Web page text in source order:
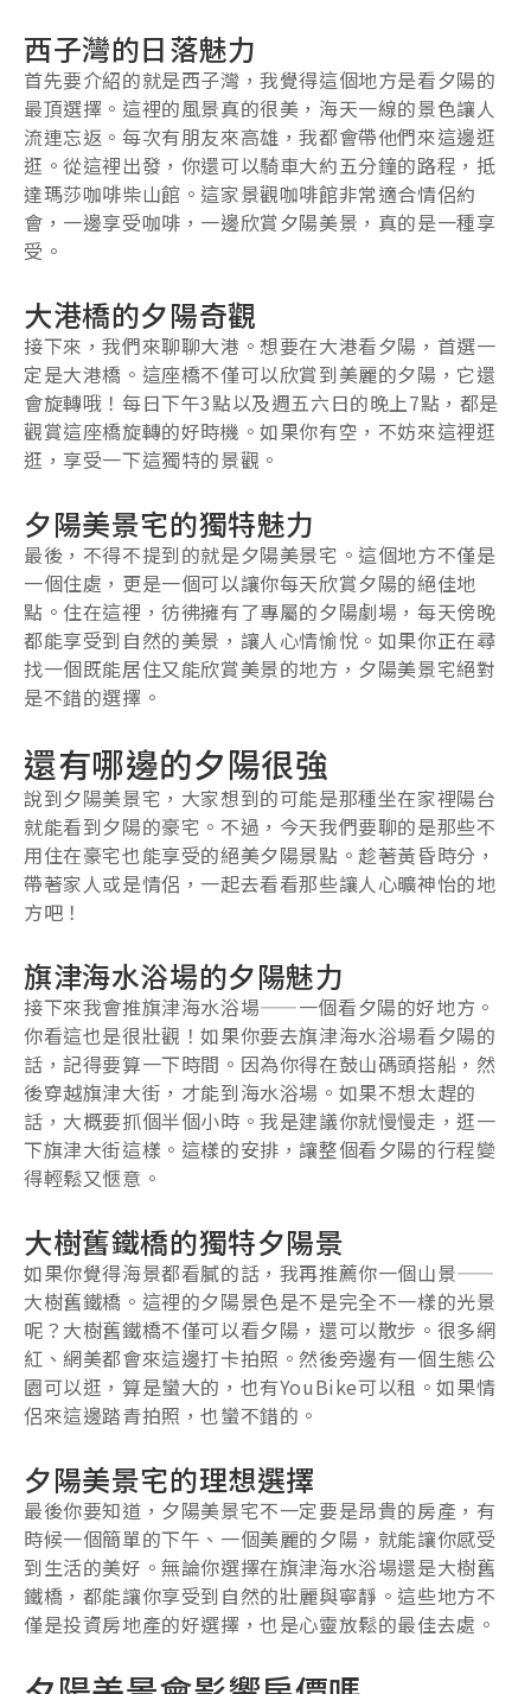
西子灣的日落魅力
首先要介紹的就是西子灣，我覺得這個地方是看夕陽的
最頂選擇。這裡的風景真的很美，海天一線的景色讓人
流連忘返。每次有朋友來高雄，我都會帶他們來這邊逛
逛。從這裡出發，你還可以騎車大約五分鐘的路程，抵
達瑪莎咖啡柴山館。這家景觀咖啡館非常適合情侶約
會，一邊享受咖啡，一邊欣賞夕陽美景，真的是一種享
受。
大港橋的夕陽奇觀
接下來，我們來聊聊大港。想要在大港看夕陽，首選一
定是大港橋。這座橋不僅可以欣賞到美麗的夕陽，它還
會旋轉哦！每日下午3點以及週五六日的晚上7點，都是
觀賞這座橋旋轉的好時機。如果你有空，不妨來這裡逛
逛，享受一下這獨特的景觀。
夕陽美景宅的獨特魅力
最後，不得不提到的就是夕陽美景宅。這個地方不僅是
一個住處，更是一個可以讓你每天欣賞夕陽的絕佳地
點。住在這裡，彷彿擁有了專屬的夕陽劇場，每天傍晚
都能享受到自然的美景，讓人心情愉悅。如果你正在尋
找一個既能居住又能欣賞美景的地方，夕陽美景宅絕對
是不錯的選擇。
還有哪邊的夕陽很強
說到夕陽美景宅，大家想到的可能是那種坐在家裡陽台
就能看到夕陽的豪宅。不過，今天我們要聊的是那些不
用住在豪宅也能享受的絕美夕陽景點。趁著黃昏時分，
帶著家人或是情侶，一起去看看那些讓人心曠神怡的地
方吧！
旗津海水浴場的夕陽魅力
接下來我會推旗津海水浴場——一個看夕陽的好地方。
你看這也是很壯觀！如果你要去旗津海水浴場看夕陽的
話，記得要算一下時間。因為你得在鼓山碼頭搭船，然
後穿越旗津大街，才能到海水浴場。如果不想太趕的
話，大概要抓個半個小時。我是建議你就慢慢走，逛一
下旗津大街這樣。這樣的安排，讓整個看夕陽的行程變
得輕鬆又愜意。
大樹舊鐵橋的獨特夕陽景
如果你覺得海景都看膩的話，我再推薦你一個山景——
大樹舊鐵橋。這裡的夕陽景色是不是完全不一樣的光景
呢？大樹舊鐵橋不僅可以看夕陽，還可以散步。很多網
紅、網美都會來這邊打卡拍照。然後旁邊有一個生態公
園可以逛，算是蠻大的，也有YouBike可以租。如果情
侶來這邊踏青拍照，也蠻不錯的。
夕陽美景宅的理想選擇
最後你要知道，夕陽美景宅不一定要是昂貴的房產，有
時候一個簡單的下午、一個美麗的夕陽，就能讓你感受
到生活的美好。無論你選擇在旗津海水浴場還是大樹舊
鐵橋，都能讓你享受到自然的壯麗與寧靜。這些地方不
僅是投資房地產的好選擇，也是心靈放鬆的最佳去處。